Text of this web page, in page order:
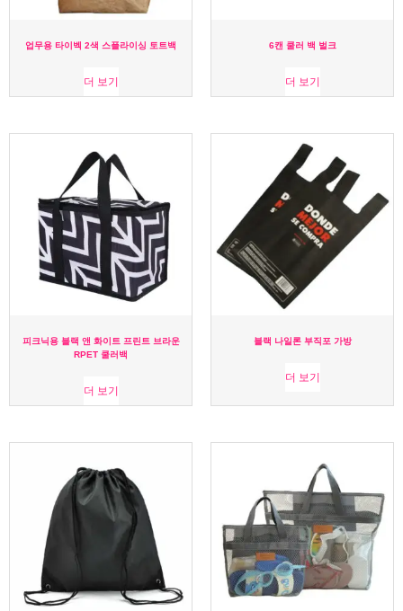
업무용 타이벡 2색 스플라이싱 토트백
더 보기
6캔 쿨러 백 벌크
더 보기
피크닉용 블랙 앤 화이트 프린트 브라운
RPET 쿨러백
더 보기
블랙 나일론 부직포 가방
더 보기